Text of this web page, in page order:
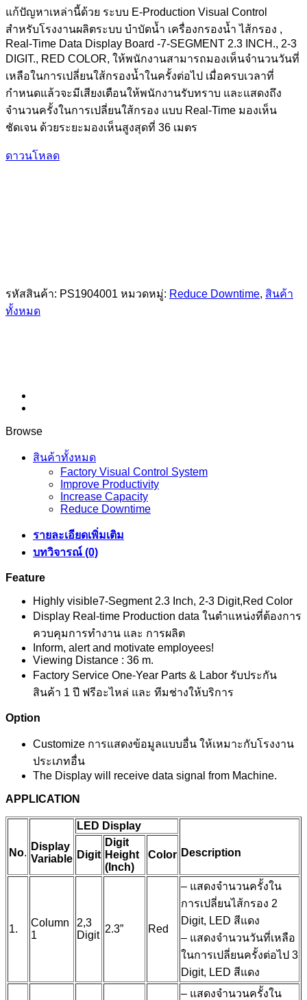
แก้ปัญหาเหล่านี้ด้วย ระบบ E-Production Visual Control
สำหรับโรงงานผลิตระบบ บำบัดน้ำ เครื่องกรองน้ำ ไส้กรอง ,
Real-Time Data Display Board -7-SEGMENT 2.3 INCH., 2-3
DIGIT., RED COLOR, ให้พนักงานสามารถมองเห็นจำนวนวันที่
เหลือในการเปลี่ยนใส้กรองน้ำในครั้งต่อไป เมื่อครบเวลาที่
กำหนดแล้วจะมีเสียงเตือนให้พนักงานรับทราบ และแสดงถึง
จำนวนครั้งในการเปลี่ยนใส้กรอง แบบ Real-Time มองเห็น
ชัดเจน ด้วยระยะมองเห็นสูงสุดที่ 36 เมตร
ดาวนโหลด
รหัสสินค้า: PS1904001 หมวดหมู่: Reduce Downtime, สินค้า
ทั้งหมด
Browse
สินค้าทั้งหมด
Factory Visual Control System
Improve Productivity
Increase Capacity
Reduce Downtime
รายละเอียดเพิ่มเติม
บทวิจารณ์ (0)
Feature
Highly visible7-Segment 2.3 Inch, 2-3 Digit,Red Color
Display Real-time Production data ในตำแหน่งที่ต้องการ
ควบคุมการทำงาน และ การผลิต
Inform, alert and motivate employees!
Viewing Distance : 36 m.
Factory Service One-Year Parts & Labor รับประกัน
สินค้า 1 ปี ฟรีอะไหล่ และ ทีมช่างให้บริการ
Option
Customize การแสดงข้อมูลแบบอื่น ให้เหมาะกับโรงงาน
ประเภทอื่น
The Display will receive data signal from Machine.
APPLICATION
No.
Display
Variable
LED Display
Description
Digit
Digit
Height
(Inch)
Color
1.
Column
1
2,3
Digit
2.3” Red
– แสดงจำนวนครั้งใน
การเปลี่ยนไส้กรอง 2
Digit, LED สีแดง
– แสดงจำนวนวันที่เหลือ
ในการเปลี่ยนครั้งต่อไป 3
Digit, LED สีแดง
– แสดงจำนวนครั้งใน